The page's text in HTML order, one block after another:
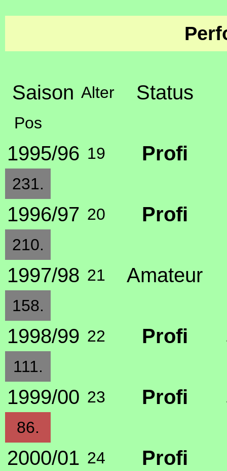
Saison Alter Status
Pos
1995/96 19 Profi
231.
1996/97 20 Profi
210.
1997/98 21 Amateur
158.
1998/99 22 Profi
111.
1999/00 23 Profi
86.
2000/01 24 Profi